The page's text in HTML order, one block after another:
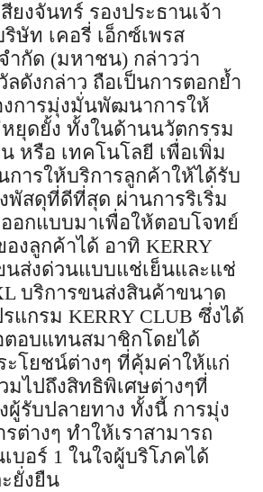
งจันทร์ รองประธานเจ้า
ษัท เคอรี่ เอ็กซ์เพรส
ำกัด (มหาชน) กล่าวว่า
ลดังกล่าว ถือเป็นการตอกย้ำ
งการมุ่งมั่นพัฒนาการให้
ยุดยั้ง ทั้งในด้านนวัตกรรม
หรือ เทคโนโลยี เพื่อเพิ่ม
ารให้บริการลูกค้าให้ได้รับ
พัสดุที่ดีที่สุด ผ่านการริเริ่ม
อกแบบมาเพื่อให้ตอบโจทย์
งลูกค้าได้ อาทิ KERRY
นส่งด่วนแบบแช่เย็นและแช่
บริการขนส่งสินค้าขนาด
แกรม KERRY CLUB ซึ่งได้
ตอบแทนสมาชิกโดยได้
ะโยชน์ต่างๆ ที่คุ้มค่าให้แก่
มไปถึงสิทธิพิเศษต่างๆที่
ผู้รับปลายทาง ทั้งนี้ การมุ่ง
ต่างๆ ทำให้เราสามารถ
บอร์ 1 ในใจผู้บริโภคได้
ยั่งยืน